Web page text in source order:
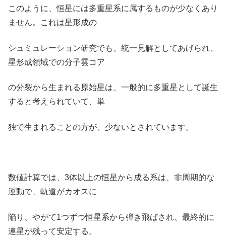
このように、恒星には多重星系に属するものが少なくあり
ません。これは星形成の
シュミュレーション研究でも、統一見解としてあげられ、
星形成領域での分子雲コア
の分裂から生まれる原始星は、一般的に多重星として誕生
すると考えられていて、単
独で生まれることの方が、少ないとされています。
数値計算では、3体以上の恒星から成る系は、非周期的な
運動で、軌道がカオスに
陥り、やがて1つずつ恒星系から弾き飛ばされ、最終的に
連星が残って安定する。